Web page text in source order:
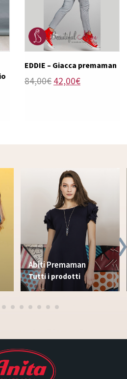
EDDIE – Giacca premaman
84,00€ Il
42,00€Il
Abiti Premaman
Tutti i prodotti